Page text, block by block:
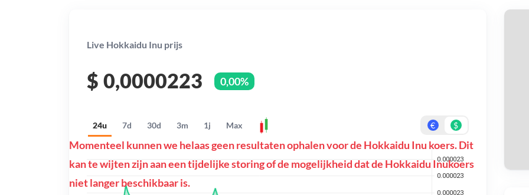
Live Hokkaidu Inu prijs
$ 0,0000223 0,00%
24u 7d 30d 3m 1j Max € $
Momenteel kunnen we helaas geen resultaten ophalen voor de Hokkaidu Inu koers. Dit
kan te wijten zijn aan een tijdelijke storing of de mogelijkheid dat de Hokkaidu Inukoers
niet langer beschikbaar is.